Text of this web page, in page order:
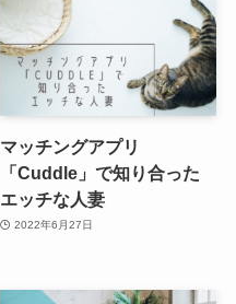
マッチングアプリ
「Cuddle」で知り合った
エッチな人妻
2022年6月27日